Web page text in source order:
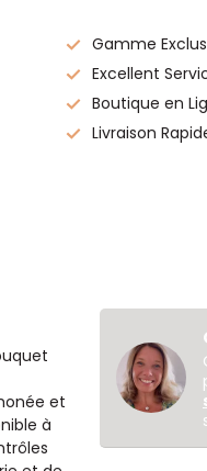
Gamme
Excellent
Boutique en
Livraison
et
à